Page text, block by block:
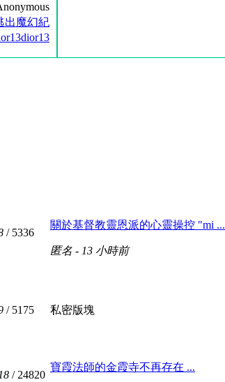
出魔幻紀
/ 5336
關於基督教靈恩派的心靈操控 "mi ...
匿名 - 13 小時前
/ 5175 私密版塊
/ 24820
寶霞法師的金霞寺不再存在 ...